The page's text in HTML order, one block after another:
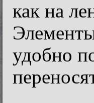
как на
удобно